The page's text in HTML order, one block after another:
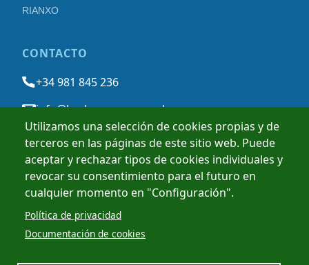
Utilizamos una selección de cookies propias y de
terceros en las páginas de este sitio web. Puede
aceptar y rechazar tipos de cookies individuales y
revocar su consentimiento para el futuro en
cualquier momento en "Configuración".
Política de privacidad
Documentación de cookies
RIANXO
CONTACTO
+34 981 845 236
info@barbanzarousa.gal
AVISO LEGAL POLÍTICA DE PRIVACIDAD POLÍTICA DE COOKIES